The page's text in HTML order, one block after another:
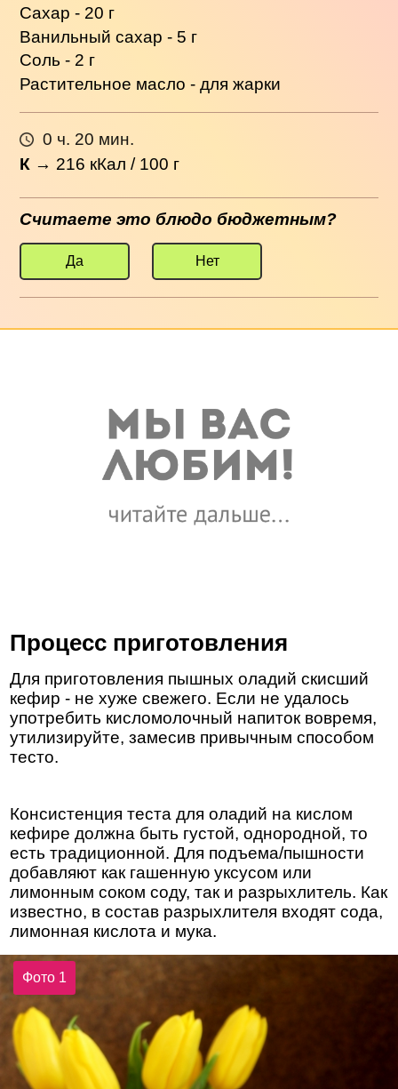
Сахар - 20 г
Ванильный сахар - 5 г
Соль - 2 г
Растительное масло - для жарки
0 ч. 20 мин.
К → 216 кКал / 100 г
Считаете это блюдо бюджетным?
Да Нет
Процесс приготовления
Для приготовления пышных оладий скисший
кефир - не хуже свежего. Если не удалось
употребить кисломолочный напиток вовремя,
утилизируйте, замесив привычным способом
тесто.
Консистенция теста для оладий на кислом
кефире должна быть густой, однородной, то
есть традиционной. Для подъема/пышности
добавляют как гашенную уксусом или
лимонным соком соду, так и разрыхлитель. Как
известно, в состав разрыхлителя входят сода,
лимонная кислота и мука.
Фото 1